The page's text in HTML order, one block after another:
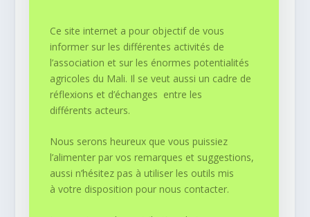
Ce site internet a pour objectif de vous
informer sur les différentes activités de
l’association et sur les énormes potentialités
agricoles du Mali. Il se veut aussi un cadre de
réflexions et d’échanges entre les
différents acteurs.
Nous serons heureux que vous puissiez
l’alimenter par vos remarques et suggestions,
aussi n’hésitez pas à utiliser les outils mis
à votre disposition pour nous contacter.